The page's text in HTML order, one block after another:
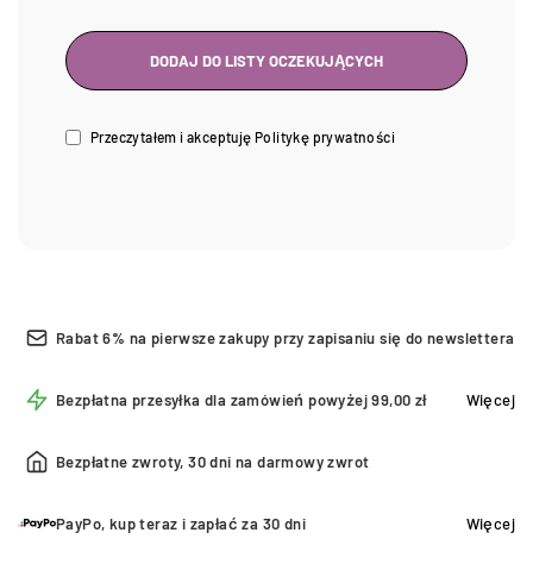
Przeczytałem i akceptuję Politykę prywatności
Rabat 6% na pierwsze zakupy przy zapisaniu się do newslettera
Bezpłatna przesyłka dla zamówień powyżej 99,00 zł Więcej
Bezpłatne zwroty, 30 dni na darmowy zwrot
PayPo, kup teraz i zapłać za 30 dni Więcej